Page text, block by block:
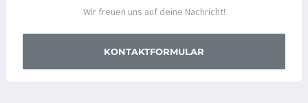
Wir freuen uns auf deine Nachricht!
KONTAKTFORMULAR